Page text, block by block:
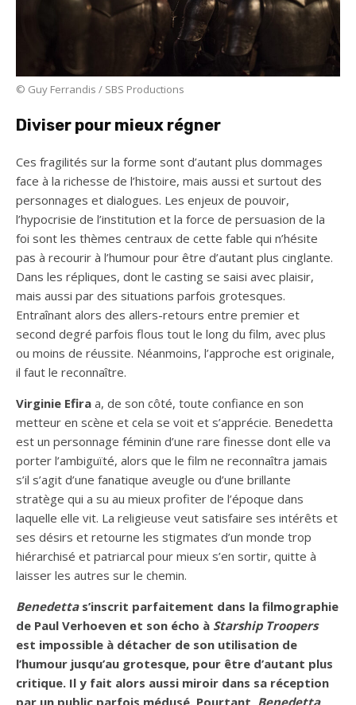
© Guy Ferrandis / SBS Productions
Diviser pour mieux régner
Ces fragilités sur la forme sont d’autant plus dommages
face à la richesse de l’histoire, mais aussi et surtout des
personnages et dialogues. Les enjeux de pouvoir,
l’hypocrisie de l’institution et la force de persuasion de la
foi sont les thèmes centraux de cette fable qui n’hésite
pas à recourir à l’humour pour être d’autant plus cinglante.
Dans les répliques, dont le casting se saisi avec plaisir,
mais aussi par des situations parfois grotesques.
Entraînant alors des allers-retours entre premier et
second degré parfois flous tout le long du film, avec plus
ou moins de réussite. Néanmoins, l’approche est originale,
il faut le reconnaître.
Virginie Efira a, de son côté, toute confiance en son
metteur en scène et cela se voit et s’apprécie. Benedetta
est un personnage féminin d’une rare finesse dont elle va
porter l’ambiguïté, alors que le film ne reconnaîtra jamais
s’il s’agit d’une fanatique aveugle ou d’une brillante
stratège qui a su au mieux profiter de l’époque dans
laquelle elle vit. La religieuse veut satisfaire ses intérêts et
ses désirs et retourne les stigmates d’un monde trop
hiérarchisé et patriarcal pour mieux s’en sortir, quitte à
laisser les autres sur le chemin.
Benedettas’inscrit parfaitement dans la filmographie
de Paul Verhoeven et son écho à Starship Troopers
est impossible à détacher de son utilisation de
l’humour jusqu’au grotesque, pour être d’autant plus
critique. Il y fait alors aussi miroir dans sa réception